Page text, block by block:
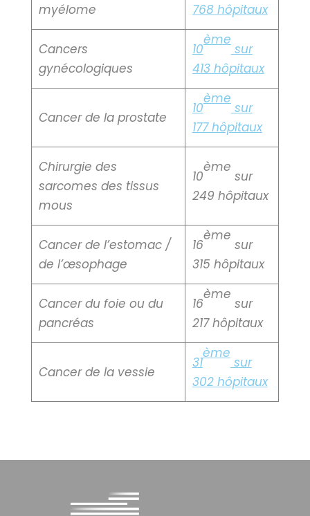
myélome
768 hôpitaux
Cancers
gynécologiques
10
ème
sur
413 hôpitaux
Cancer de la prostate
10
ème
sur
177 hôpitaux
Chirurgie des
sarcomes des tissus
mous
10
ème
sur
249 hôpitaux
Cancer de l’estomac /
de l’œsophage
16
ème
sur
315 hôpitaux
Cancer du foie ou du
pancréas
16
ème
sur
217 hôpitaux
Cancer de la vessie
31
ème
sur
302 hôpitaux